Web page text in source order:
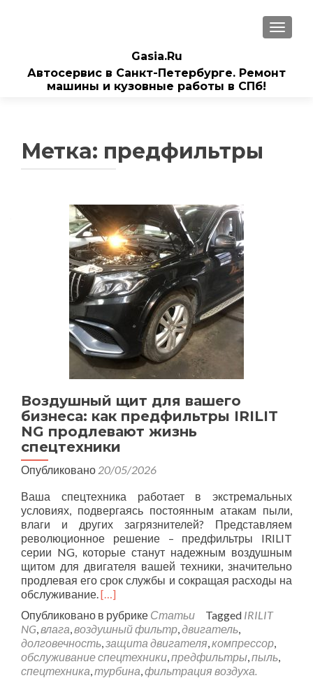
Gasia.Ru
Автосервис в Санкт-Петербурге. Ремонт
машины и кузовные работы в СПб!
Метка: предфильтры
Воздушный щит для вашего
бизнеса: как предфильтры IRILIT
NG продлевают жизнь
спецтехники
Опубликовано 20/05/2026
Ваша спецтехника работает в экстремальных
условиях, подвергаясь постоянным атакам пыли,
влаги и других загрязнителей? Представляем
революционное решение – предфильтры IRILIT
серии NG, которые станут надежным воздушным
щитом для двигателя вашей техники, значительно
продлевая его срок службы и сокращая расходы на
обслуживание.[…]
Опубликовано в рубрике Статьи Tagged IRILIT
NG,влага,воздушный фильтр,двигатель,
долговечность,защита двигателя,компрессор,
обслуживание спецтехники,предфильтры,пыль,
спецтехника,турбина,фильтрация воздуха.